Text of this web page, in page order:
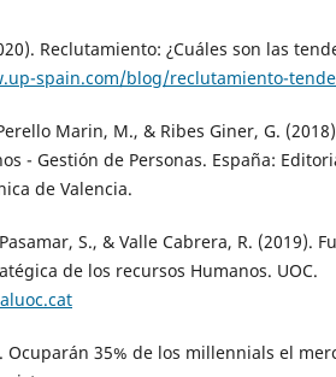
Reclutamiento: ¿Cuáles son las
spain.com/blog/reclutamiento-
Marin, M., & Ribes Giner, G.
- Gestión de Personas. España:
de Valencia.
S., & Valle Cabrera, R. (2019).
de los recursos Humanos. UOC.
Ocuparán 35% de los millennials el